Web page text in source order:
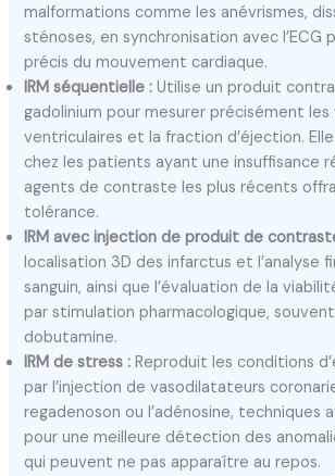
malformations comme les anévrismes,
sténoses, en synchronisation avec l’ECG
précis du mouvement cardiaque.
IRM séquentielle : Utilise un produit
gadolinium pour mesurer précisément les
ventriculaires et la fraction d’éjection.
chez les patients ayant une insuffisance
agents de contraste les plus récents
tolérance.
IRM avec injection de produit de
localisation 3D des infarctus et l’analyse
sanguin, ainsi que l’évaluation de la
par stimulation pharmacologique,
dobutamine.
IRM de stress : Reproduit les conditions
par l’injection de vasodilatateurs
regadenoson ou l’adénosine, techniques
pour une meilleure détection des
qui peuvent ne pas apparaître au repos.